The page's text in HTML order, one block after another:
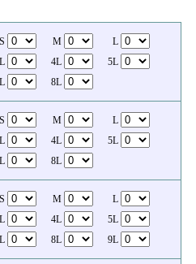
S M
L
4L
5L
8L
S M
L
4L
5L
8L
S M
L
4L
5L
8L 9L